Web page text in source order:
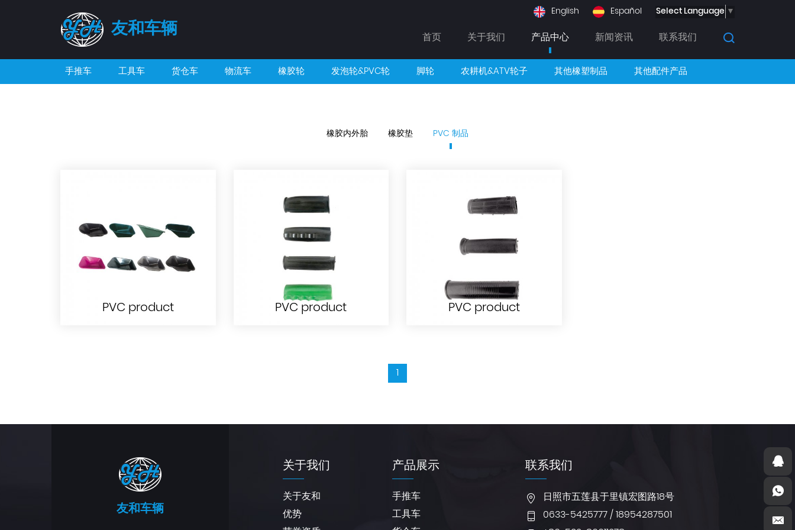
友和车辆 首页 关于我们 产品中心 新闻资讯 联系我们
English Español Select Language ▼
手推车 工具车 货仓车 物流车 橡胶轮 发泡轮&PVC轮 脚轮 农耕机&ATV轮子 其他橡塑制品 其他配件产品
橡胶内外胎 橡胶垫 PVC 制品
PVC product PVC product PVC product
1
友和车辆
关于我们
关于友和
优势
产品展示
手推车
工具车
联系我们
日照市五莲县于里镇宏图路18号
0633-5425777 / 18954287501